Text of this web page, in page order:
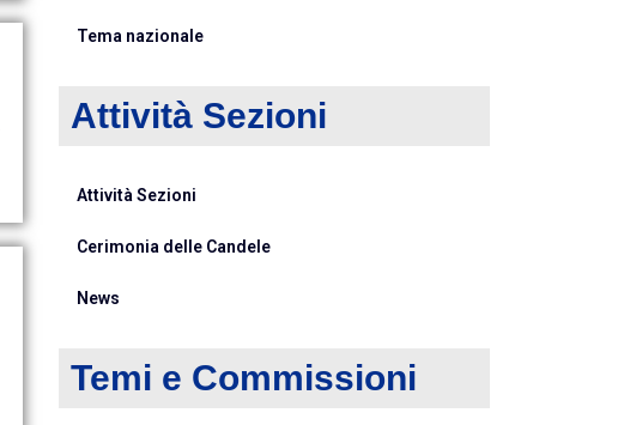
Tema nazionale
Attività Sezioni
Attività Sezioni
Cerimonia delle Candele
News
Temi e Commissioni